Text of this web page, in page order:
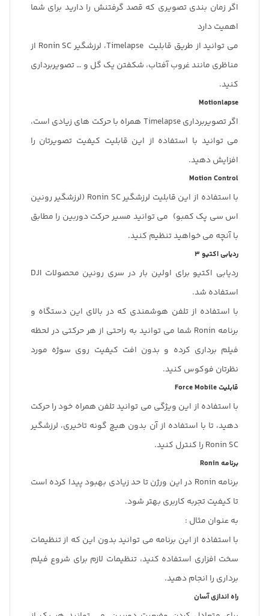
اگر زمان بندی تصویری که قصد گرفتنش را دارید برای شما
اهمیت دارد
می توانید از طریق قابلیت Timelapse، لرزشگیر Ronin SC از
مناظری مانند غروب آفتاب، شکفتن یک گل و … تصویربرداری
کنید.
Motionlapse
اگر تصویربرداری Timelapse همراه با حرکت های زیادی است،
می توانید با استفاده از این قابلیت کیفیت تصویرتان را
افزایش دهید.
Motion Control
با استفاده از این قابلیت لرزشگیر Ronin SC (لرزشگیر رونین
اس سی پک کمبو) می توانید مسیر حرکت دوربین را مطابق
با آنچه می خواهید تنظیم کنید.
ردیابی اکتیو 3
ردیابی اکتیو برای اولین بار در سری رونین محصولات DJI
استفاده شد.
با استفاده از تلفن هوشمندی که در بالای این دستگاه و
برنامه Ronin شما می توانید به راحتی از هر حرکتی در لحظه
فیلم برداری کرده و بدون افت کیفیت روی سوژه مورد
نظرتان فوکوس کنید.
قابلیت Force Mobile
با استفاده از این ویژگی می توانید تلفن همراه خود را حرکت
دهید، تا با استفاده از آن بدون هیچ گونه تاخیری، لرزشگیر
Ronin SC را کنترل کنید.
برنامه Ronin
برنامه Ronin در این ورژن تا حد زیادی بهبود پیدا کرده است
تا کیفیت تجربه کاربری بهتر شود.
به عنوان مثال :
با استفاده از این برنامه می توانید بدون این که از تنظیمات
سخت افزاری استفاده کنید، تنظیمات لازم برای شروع فیلم
برداری را انجام دهید.
راه اندازی آسان